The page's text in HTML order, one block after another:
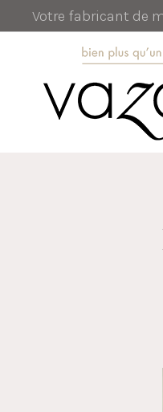
Votre fabricant de